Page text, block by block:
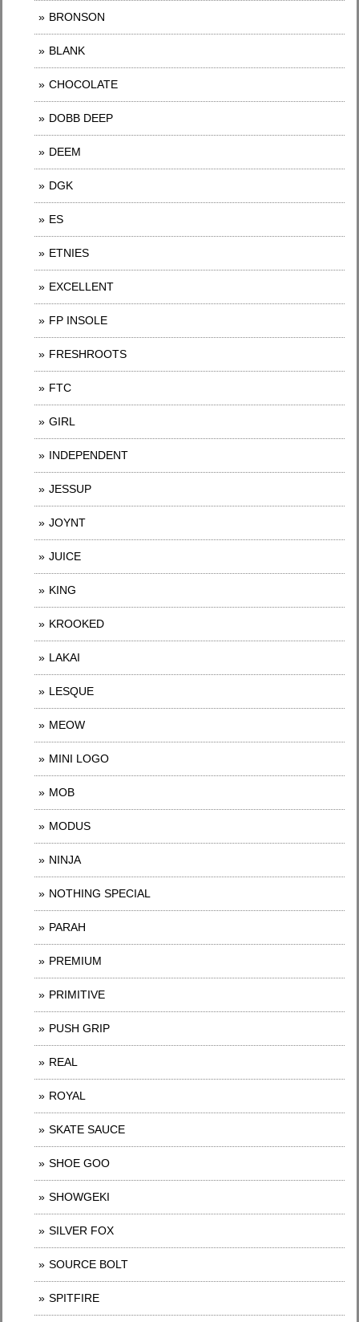
BRONSON
BLANK
CHOCOLATE
DOBB DEEP
DEEM
DGK
ES
ETNIES
EXCELLENT
FP INSOLE
FRESHROOTS
FTC
GIRL
INDEPENDENT
JESSUP
JOYNT
JUICE
KING
KROOKED
LAKAI
LESQUE
MEOW
MINI LOGO
MOB
MODUS
NINJA
NOTHING SPECIAL
PARAH
PREMIUM
PRIMITIVE
PUSH GRIP
REAL
ROYAL
SKATE SAUCE
SHOE GOO
SHOWGEKI
SILVER FOX
SOURCE BOLT
SPITFIRE